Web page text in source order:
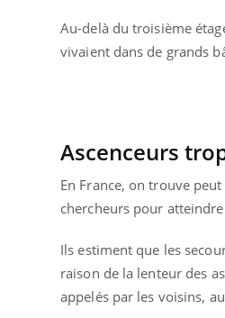
Au-delà du troisième
vivaient dans de grands
Ascenceurs
En France, on trouve
chercheurs pour
Ils estiment que les
raison de la lenteur des
appelés par les voisins,
Eczéma Chronique des Mains :
préparer pour l’été ! Youtube
rythme de vie ! Vacances, plage,
soleil, activités en plein air… Nos mains